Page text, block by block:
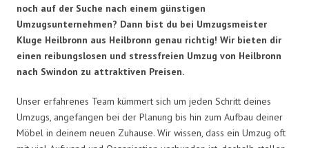
noch auf der Suche nach einem günstigen
Umzugsunternehmen? Dann bist du bei Umzugsmeister
Kluge Heilbronn aus Heilbronn genau richtig! Wir bieten dir
einen reibungslosen und stressfreien Umzug von Heilbronn
nach Swindon zu attraktiven Preisen.
Unser erfahrenes Team kümmert sich um jeden Schritt deines
Umzugs, angefangen bei der Planung bis hin zum Aufbau deiner
Möbel in deinem neuen Zuhause. Wir wissen, dass ein Umzug oft